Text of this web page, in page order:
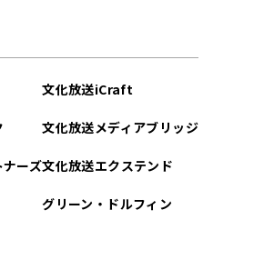
ーズ
文化放送iCraft
文化放送メディアブリッジ
文化放送エクステンド
グリーン・ドルフィン